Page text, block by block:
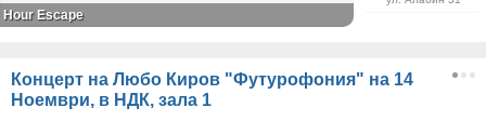
Hour Escape
Концерт на Любо Киров "Футурофония" на 14
Ноември, в НДК, зала 1